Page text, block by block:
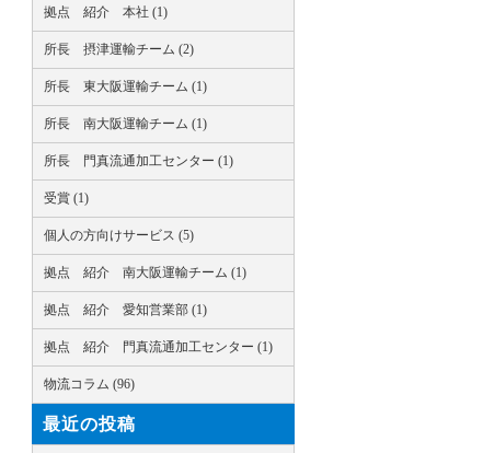
拠点 紹介 本社 (1)
所長 摂津運輸チーム (2)
所長 東大阪運輸チーム (1)
所長 南大阪運輸チーム (1)
所長 門真流通加工センター (1)
受賞 (1)
個人の方向けサービス (5)
拠点 紹介 南大阪運輸チーム (1)
拠点 紹介 愛知営業部 (1)
拠点 紹介 門真流通加工センター (1)
物流コラム (96)
最近の投稿